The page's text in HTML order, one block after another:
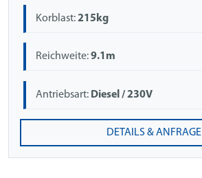
Korblast:215kg
Reichweite:9.1m
Antriebsart: Diesel / 230V
DETAILS & ANFRAGE